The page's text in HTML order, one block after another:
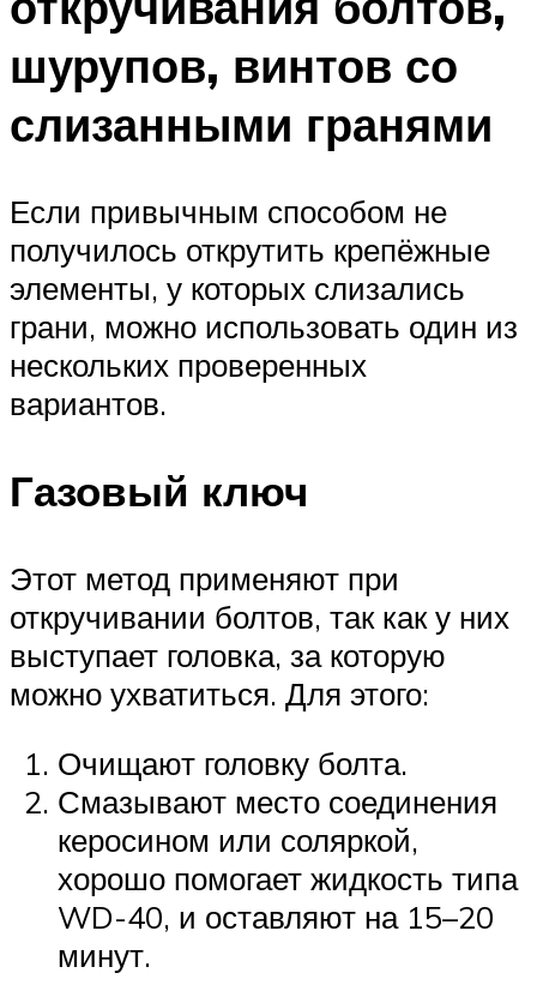
шурупов, винтов со
слизанными гранями
Если привычным способом не
получилось открутить крепёжные
элементы, у которых слизались
грани, можно использовать один из
нескольких проверенных
вариантов.
Газовый ключ
Этот метод применяют при
откручивании болтов, так как у них
выступает головка, за которую
можно ухватиться. Для этого:
Очищают головку болта.
Смазывают место соединения
керосином или соляркой,
хорошо помогает жидкость типа
WD-40, и оставляют на 15–20
минут.